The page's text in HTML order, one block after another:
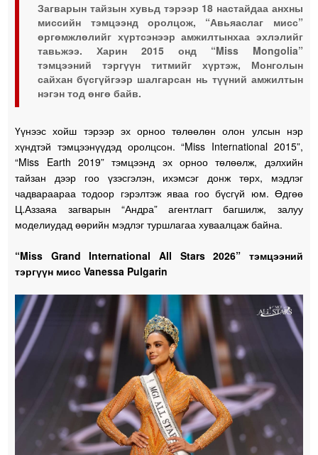
Загварын тайзын хувьд тэрээр 18 настайдаа анхны
миссийн тэмцээнд оролцож, “Авьяаслаг мисс”
өргөмжлөлийг хүртсэнээр амжилтынхаа эхлэлийг
тавьжээ. Харин 2015 онд “Miss Mongolia”
тэмцээний тэргүүн титмийг хүртэж, Монголын
сайхан бүсгүйгээр шалгарсан нь түүний амжилтын
нэгэн тод өнгө байв.
Үүнээс хойш тэрээр эх орноо төлөөлөн олон улсын нэр
хүндтэй тэмцээнүүдэд оролцсон. “Miss International 2015”,
“Miss Earth 2019” тэмцээнд эх орноо төлөөлж, дэлхийн
тайзан дээр гоо үзэсгэлэн, ихэмсэг донж төрх, мэдлэг
чадвараараа тодоор гэрэлтэж яваа гоо бүсгүй юм. Өдгөө
Ц.Аззаяа загварын “Андра” агентлагт багшилж, залуу
моделиудад өөрийн мэдлэг туршлагаа хуваалцаж байна.
“Miss Grand International All Stars 2026” тэмцээний
тэргүүн мисс Vanessa Pulgarin